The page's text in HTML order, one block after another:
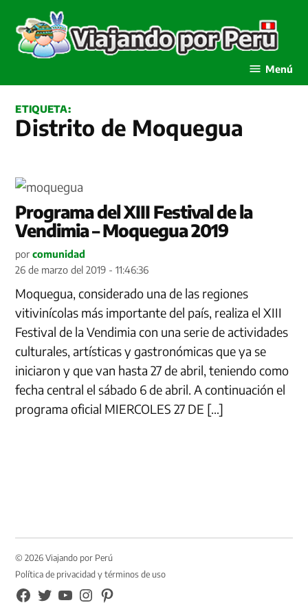
contenido
Menú
ETIQUETA:
Distrito de Moquegua
Programa del XIII Festival de la
Vendimia – Moquegua 2019
por comunidad
26 de marzo del 2019 - 11:46:36
Moquegua, considerado una de las regiones
vitivinícolas más importante del país, realiza el XIII
Festival de la Vendimia con una serie de actividades
culturales, artísticas y gastronómicas que ya se
iniciaron y que van hasta 27 de abril, teniendo como
fecha central el sábado 6 de abril. A continuación el
programa oficial MIERCOLES 27 DE […]
© 2026 Viajando por Perú
Política de privacidad y términos de uso
FB
TW YouTubeInstagramPinterest